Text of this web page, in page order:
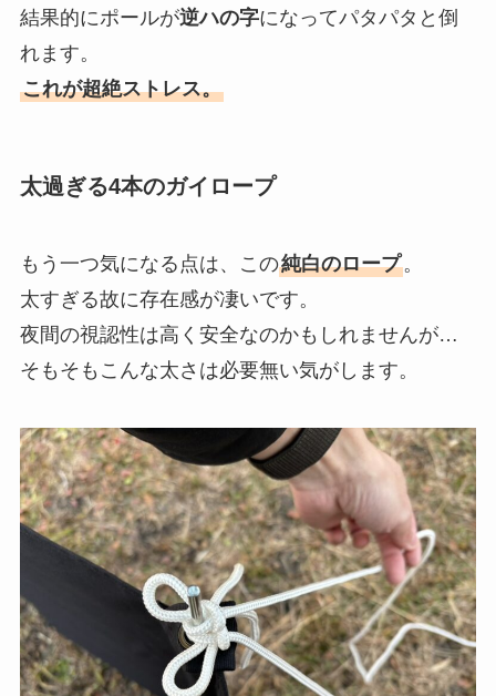
結果的にポールが逆ハの字になってパタパタと倒
れます。
これが超絶ストレス。
太過ぎる4本のガイロープ
もう一つ気になる点は、この純白のロープ。
太すぎる故に存在感が凄いです。
夜間の視認性は高く安全なのかもしれませんが…
そもそもこんな太さは必要無い気がします。